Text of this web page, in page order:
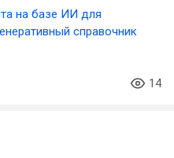
на базе ИИ для
справочник
14